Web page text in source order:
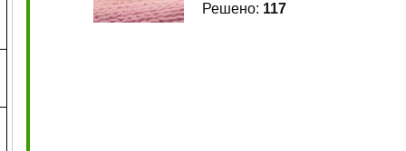
Решено: 117